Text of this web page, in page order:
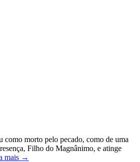
como morto pelo pecado, como de uma
Filho do Magnânimo, e atinge
mais →